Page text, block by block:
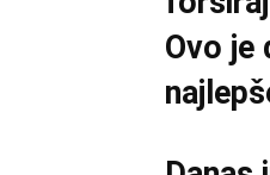
Ovo je